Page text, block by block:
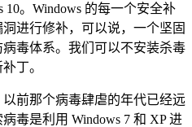
。Windows 的每一个安全补
进行修补，可以说，一个坚固
毒体系。我们可以不安装杀毒
丁。
前那个病毒肆虐的年代已经远
毒是利用 Windows 7 和 XP 进